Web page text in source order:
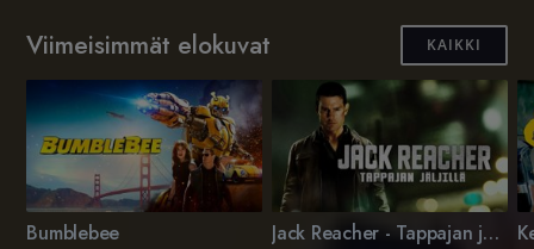
Viimeisimmät elokuvat KAIKKI
Bumblebee Jack Reacher - Tappajan jäljillä